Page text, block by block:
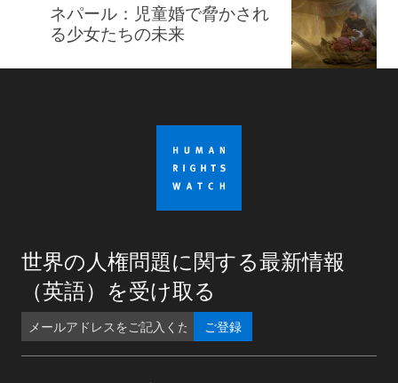
ネパール：児童婚で脅かされ
る少女たちの未来
世界の人権問題に関する最新情報
（英語）を受け取る
ご登録